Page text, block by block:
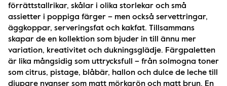
förrättstallrikar, skålar i olika storlekar och små
assietter i poppiga färger – men också servettringar,
äggkoppar, serveringsfat och kakfat. Tillsammans
skapar de en kollektion som bjuder in till ännu mer
variation, kreativitet och dukningsglädje. Färgpaletten
är lika mångsidig som uttrycksfull – från solmogna toner
som citrus, pistage, blåbär, hallon och dulce de leche till
djupare nyanser som matt mörkgrön och matt brun. En